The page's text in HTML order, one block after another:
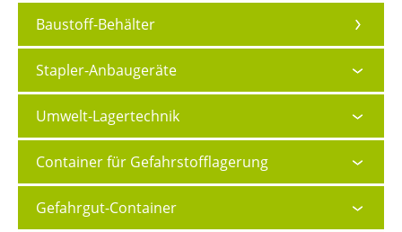
Baustoff-Behälter
Stapler-Anbaugeräte
Umwelt-Lagertechnik
Container für Gefahrstofflagerung
Gefahrgut-Container